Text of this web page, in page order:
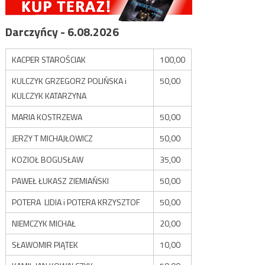
Darczyńcy - 6.08.2026
KACPER STAROŚCIAK
100,00
KULCZYK GRZEGORZ POLIŃSKA i
KULCZYK KATARZYNA
50,00
MARIA KOSTRZEWA
50,00
JERZY T MICHAJŁOWICZ
50,00
KOZIOŁ BOGUSŁAW
35,00
PAWEŁ ŁUKASZ ZIEMIAŃSKI
50,00
POTERA LIDIA i POTERA KRZYSZTOF
50,00
NIEMCZYK MICHAŁ
20,00
SŁAWOMIR PIĄTEK
10,00